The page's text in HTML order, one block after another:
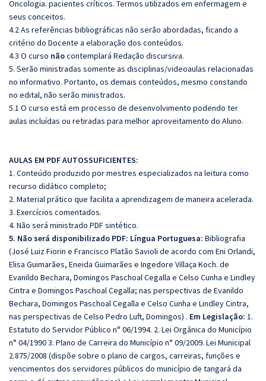
Oncologia. pacientes críticos. Termos utilizados em enfermagem e
seus conceitos.
4.2 As referências bibliográficas não serão abordadas, ficando a
critério do Docente a elaboração dos conteúdos.
4.3 O curso nãocontemplará Redação discursiva.
5. Serão ministradas somente as disciplinas/videoaulas relacionadas
no informativo. Portanto, os demais conteúdos, mesmo constando
no edital, não serão ministrados.
5.1 O curso está em processo de desenvolvimento podendo ter
aulas incluídas ou retiradas para melhor aproveitamento do Aluno.
AULAS EM PDF AUTOSSUFICIENTES:
1. Conteúdo produzido por mestres especializados na leitura como
recurso didático completo;
2. Material prático que facilita a aprendizagem de maneira acelerada.
3. Exercícios comentados.
4. Não será ministrado PDF sintético.
5. Não será disponibilizado PDF: Língua Portuguesa: Bibliografia
(José Luiz Fiorin e Francisco Platão Savioli de acordo com Eni Orlandi,
Elisa Guimarães, Eneida Guimarães e Ingedore Villaça Koch. de
Evanildo Bechara, Domingos Paschoal Cegalla e Celso Cunha e Lindley
Cintra e Domingos Paschoal Cegalla; nas perspectivas de Evanildo
Bechara, Domingos Paschoal Cegalla e Celso Cunha e Lindley Cintra,
nas perspectivas de Celso Pedro Luft, Domingos) . Em Legislação: 1.
Estatuto do Servidor Público n° 06/1994. 2. Lei Orgânica do Município
n° 04/1990 3. Plano de Carreira do Município n° 09/2009. Lei Municipal
2.875/2008 (dispõe sobre o plano de cargos, carreiras, funções e
vencimentos dos servidores públicos do município de tangará da